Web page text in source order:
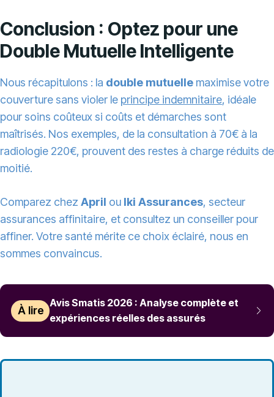
Conclusion : Optez pour une
Double Mutuelle Intelligente
Nous récapitulons : la double mutuelle maximise votre
couverture sans violer le principe indemnitaire, idéale
pour soins coûteux si coûts et démarches sont
maîtrisés. Nos exemples, de la consultation à 70€ à la
radiologie 220€, prouvent des restes à charge réduits de
moitié.
Comparez chez April ou Iki Assurances, secteur
assurances affinitaire, et consultez un conseiller pour
affiner. Votre santé mérite ce choix éclairé, nous en
sommes convaincus.
À lire
Avis Smatis 2026 : Analyse complète et
expériences réelles des assurés